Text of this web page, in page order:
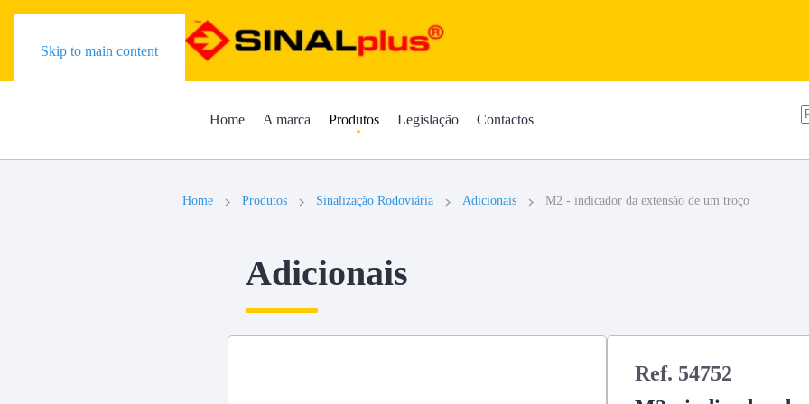
Skip to main content
Home A marca Produtos Legislação Contactos
Home Produtos Sinalização Rodoviária Adicionais M2 - indicador da extensão de um troço
Adicionais
Ref. 54752